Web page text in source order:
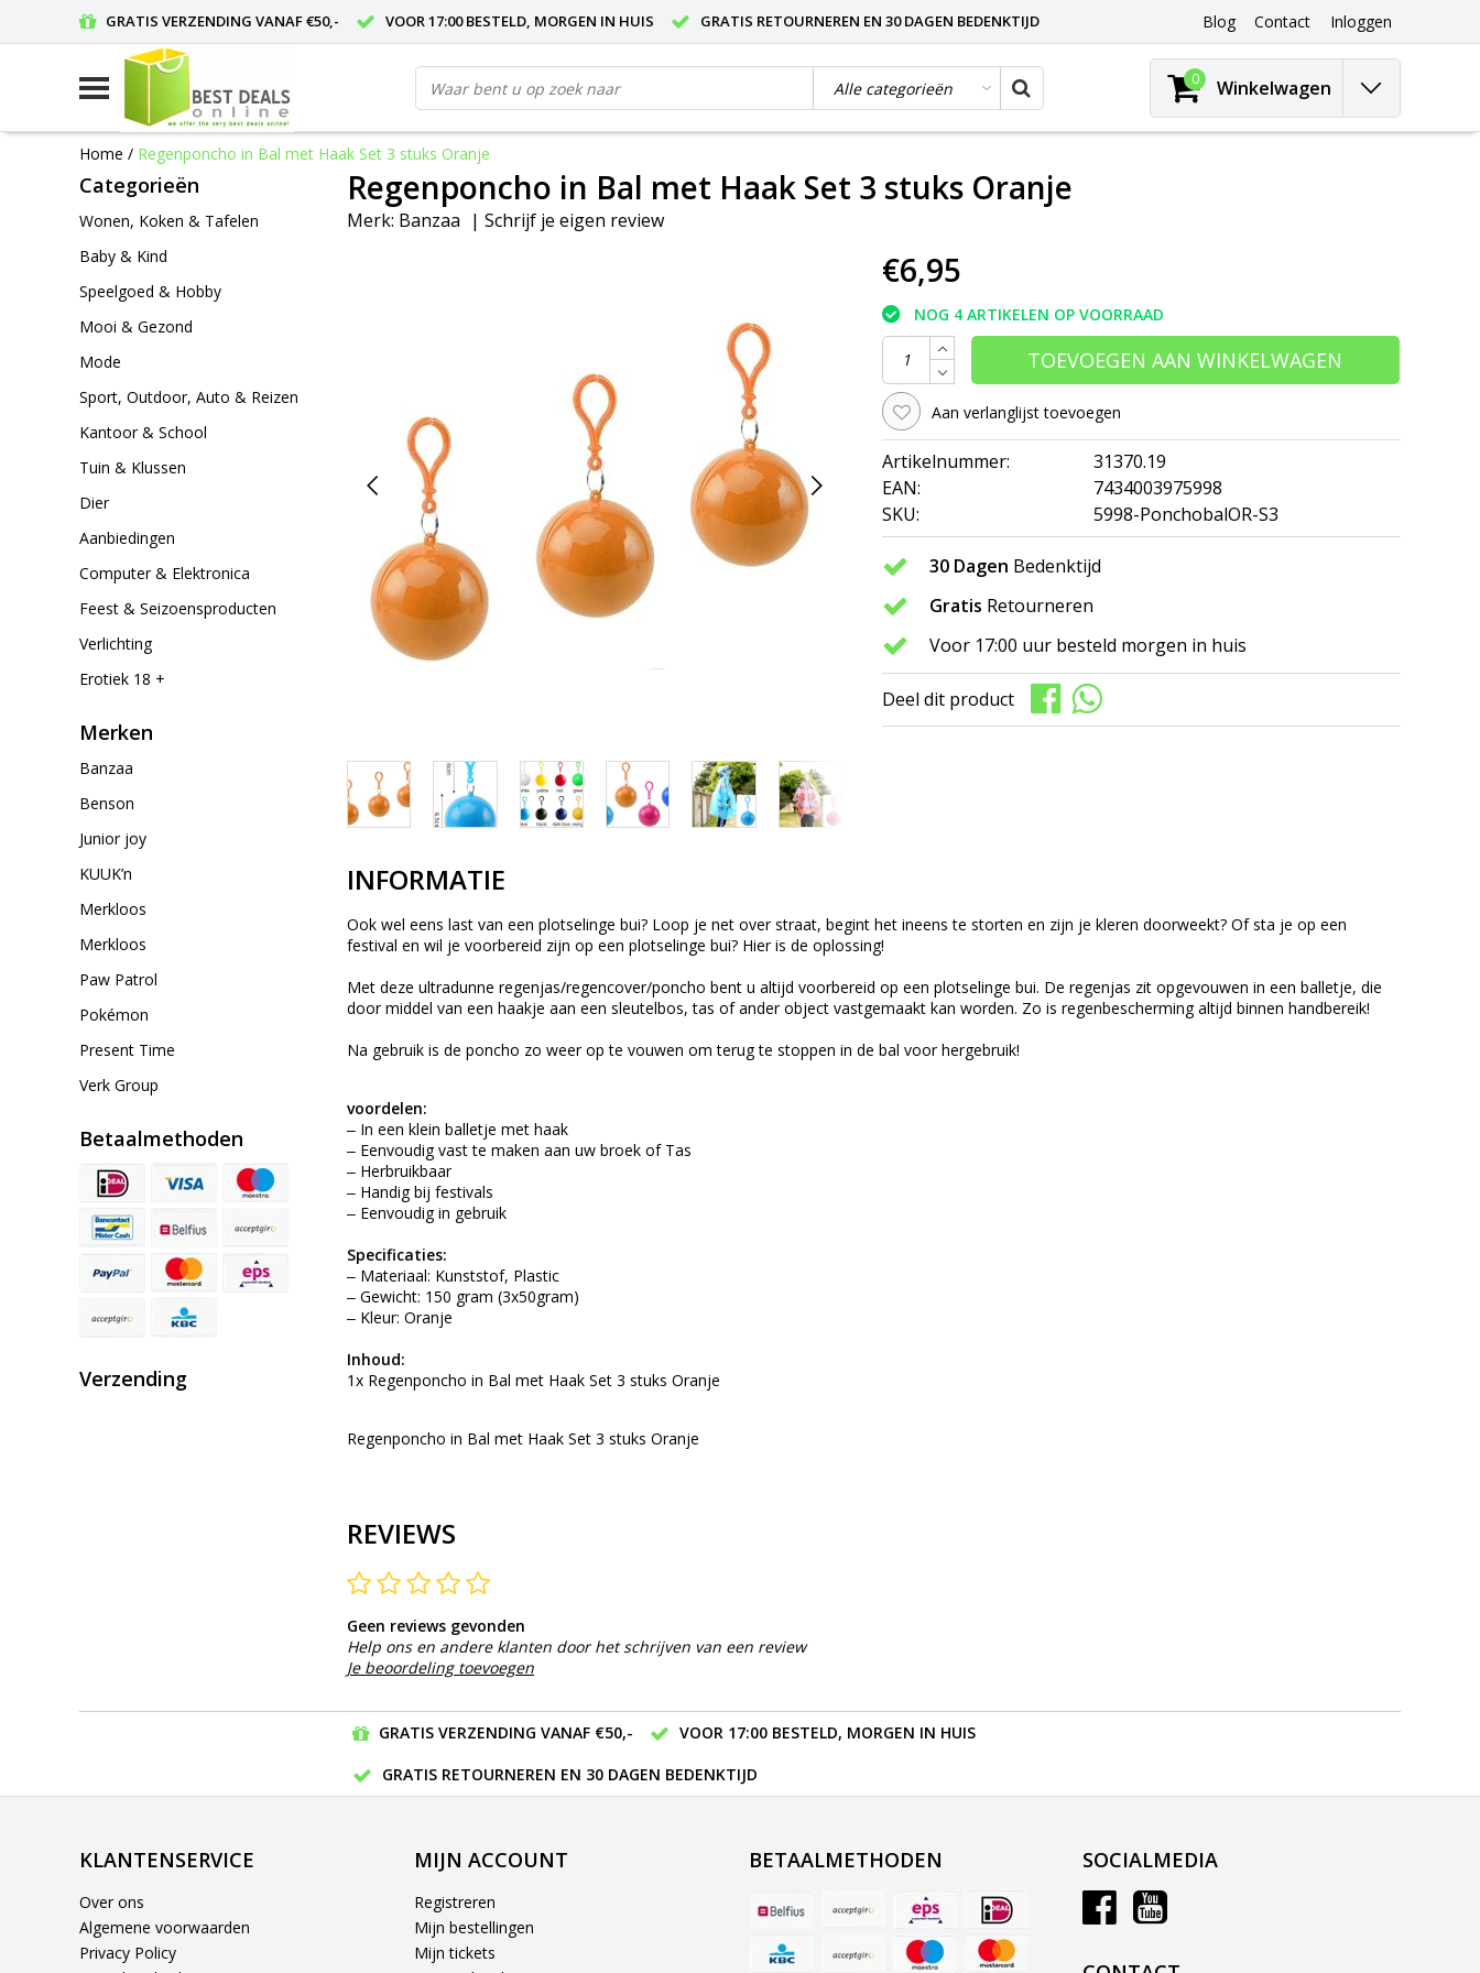
GRATIS VERZENDING VANAF €50,- VOOR 17:00 BESTELD, MORGEN IN HUIS GRATIS RETOURNEREN EN 30 DAGEN BEDENKTIJD Blog Contact Inloggen
0 Winkelwagen
Home / Regenponcho in Bal met Haak Set 3 stuks Oranje
Categorieën
Wonen, Koken & Tafelen
Baby & Kind
Speelgoed & Hobby
Mooi & Gezond
Mode
Sport, Outdoor, Auto & Reizen
Kantoor & School
Tuin & Klussen
Dier
Aanbiedingen
Computer & Elektronica
Feest & Seizoensproducten
Verlichting
Erotiek 18 +
Merken
Banzaa
Benson
Junior joy
KUUK’n
Merkloos
Merkloos
Paw Patrol
Pokémon
Present Time
Verk Group
Betaalmethoden
Verzending
Regenponcho in Bal met Haak Set 3 stuks Oranje
Merk: Banzaa | Schrijf je eigen review
€6,95
NOG 4 ARTIKELEN OP VOORRAAD
TOEVOEGEN AAN WINKELWAGEN
Aan verlanglijst toevoegen
Artikelnummer:
31370.19
EAN:
7434003975998
SKU:
5998-PonchobalOR-S3
30 Dagen Bedenktijd
Gratis Retourneren
Voor 17:00 uur besteld morgen in huis
Deel dit product
INFORMATIE
Ook wel eens last van een plotselinge bui? Loop je net over straat, begint het ineens te storten en zijn je kleren doorweekt? Of sta je op een
festival en wil je voorbereid zijn op een plotselinge bui? Hier is de oplossing!
Met deze ultradunne regenjas/regencover/poncho bent u altijd voorbereid op een plotselinge bui. De regenjas zit opgevouwen in een balletje, die
door middel van een haakje aan een sleutelbos, tas of ander object vastgemaakt kan worden. Zo is regenbescherming altijd binnen handbereik!
Na gebruik is de poncho zo weer op te vouwen om terug te stoppen in de bal voor hergebruik!
voordelen:
‒ In een klein balletje met haak
‒ Eenvoudig vast te maken aan uw broek of Tas
‒ Herbruikbaar
‒ Handig bij festivals
‒ Eenvoudig in gebruik
Specificaties:
‒ Materiaal: Kunststof, Plastic
‒ Gewicht: 150 gram (3x50gram)
‒ Kleur: Oranje
Inhoud:
1x Regenponcho in Bal met Haak Set 3 stuks Oranje
Regenponcho in Bal met Haak Set 3 stuks Oranje
REVIEWS
Geen reviews gevonden
Help ons en andere klanten door het schrijven van een review
Je beoordeling toevoegen
GRATIS VERZENDING VANAF €50,-
VOOR 17:00 BESTELD, MORGEN IN HUIS
GRATIS RETOURNEREN EN 30 DAGEN BEDENKTIJD
KLANTENSERVICE
Over ons
Algemene voorwaarden
Privacy Policy
MIJN ACCOUNT
Registreren
Mijn bestellingen
Mijn tickets
BETAALMETHODEN SOCIALMEDIA